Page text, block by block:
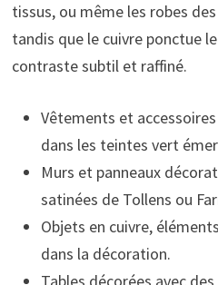
tissus, ou même les robes
tandis que le cuivre ponctue
contraste subtil et raffiné.
Vêtements et
dans les teintes vert
Murs et panneaux
satinées de Tollens ou
Objets en cuivre,
dans la décoration.